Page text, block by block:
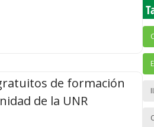
de formación
de la UNR